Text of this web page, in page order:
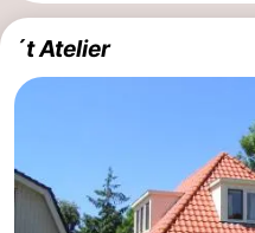
De
Graaf
Egmont
-
Landgoed
Glory
Campingplätze
-
´t Atelier